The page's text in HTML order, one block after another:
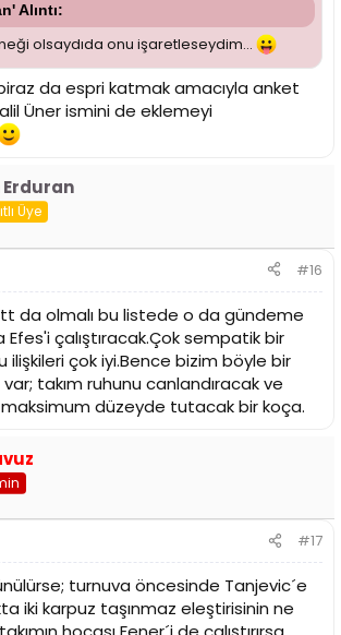
Alıntı:
olsaydıda onu işaretleseydim...
da espri katmak amacıyla anket
Üner ismini de eklemeyi
Erduran
Üye
#16
da olmalı bu listede o da gündeme
çalıştıracak.Çok sempatik bir
çok iyi.Bence bizim böyle bir
takım ruhunu canlandıracak ve
maksimum düzeyde tutacak bir koça.
#17
turnuva öncesinde Tanjevic´e
iki karpuz taşınmaz eleştirisinin ne